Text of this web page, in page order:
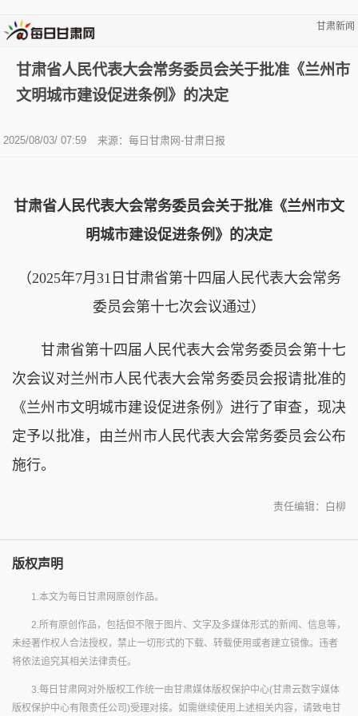
甘肃新闻
甘肃省人民代表大会常务委员会关于批准《兰州市
文明城市建设促进条例》的决定
2025/08/03/ 07:59 来源：每日甘肃网-甘肃日报
甘肃省人民代表大会常务委员会关于批准《兰州市文
明城市建设促进条例》的决定
（2025年7月31日甘肃省第十四届人民代表大会常务
委员会第十七次会议通过）
甘肃省第十四届人民代表大会常务委员会第十七
次会议对兰州市人民代表大会常务委员会报请批准的
《兰州市文明城市建设促进条例》进行了审查，现决
定予以批准，由兰州市人民代表大会常务委员会公布
施行。
责任编辑：白柳
版权声明
1.本文为每日甘肃网原创作品。
2.所有原创作品，包括但不限于图片、文字及多媒体形式的新闻、信息等，
未经著作权人合法授权，禁止一切形式的下载、转载使用或者建立镜像。违者
将依法追究其相关法律责任。
3.每日甘肃网对外版权工作统一由甘肃媒体版权保护中心(甘肃云数字媒体
版权保护中心有限责任公司)受理对接。如需继续使用上述相关内容，请致电甘